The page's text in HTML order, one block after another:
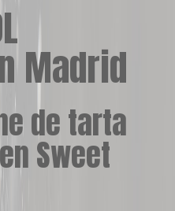
Madrid
de tarta
Sweet